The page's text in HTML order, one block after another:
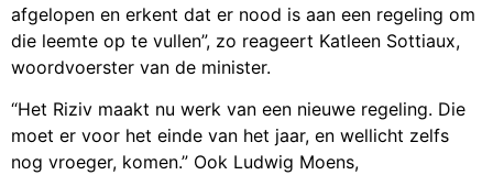
afgelopen en erkent dat er nood is aan een regeling om
die leemte op te vullen”, zo reageert Katleen Sottiaux,
woordvoerster van de minister.
“Het Riziv maakt nu werk van een nieuwe regeling. Die
moet er voor het einde van het jaar, en wellicht zelfs
nog vroeger, komen.” Ook Ludwig Moens,